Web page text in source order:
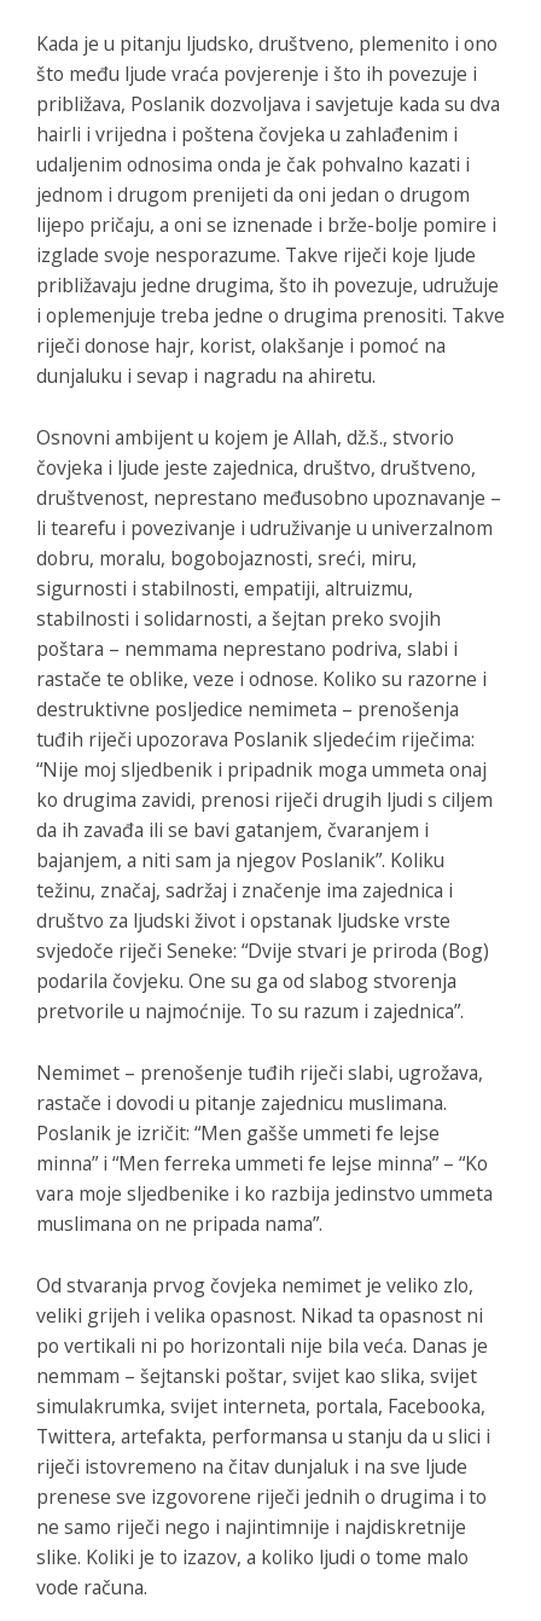
Kada je u pitanju ljudsko, društveno, plemenito i ono
što među ljude vraća povjerenje i što ih povezuje i
približava, Poslanik dozvoljava i savjetuje kada su dva
hairli i vrijedna i poštena čovjeka u zahlađenim i
udaljenim odnosima onda je čak pohvalno kazati i
jednom i drugom prenijeti da oni jedan o drugom
lijepo pričaju, a oni se iznenade i brže-bolje pomire i
izglade svoje nesporazume. Takve riječi koje ljude
približavaju jedne drugima, što ih povezuje, udružuje
i oplemenjuje treba jedne o drugima prenositi. Takve
riječi donose hajr, korist, olakšanje i pomoć na
dunjaluku i sevap i nagradu na ahiretu.
Osnovni ambijent u kojem je Allah, dž.š., stvorio
čovjeka i ljude jeste zajednica, društvo, društveno,
društvenost, neprestano međusobno upoznavanje –
li tearefu i povezivanje i udruživanje u univerzalnom
dobru, moralu, bogobojaznosti, sreći, miru,
sigurnosti i stabilnosti, empatiji, altruizmu,
stabilnosti i solidarnosti, a šejtan preko svojih
poštara – nemmama neprestano podriva, slabi i
rastače te oblike, veze i odnose. Koliko su razorne i
destruktivne posljedice nemimeta – prenošenja
tuđih riječi upozorava Poslanik sljedećim riječima:
“Nije moj sljedbenik i pripadnik moga ummeta onaj
ko drugima zavidi, prenosi riječi drugih ljudi s ciljem
da ih zavađa ili se bavi gatanjem, čvaranjem i
bajanjem, a niti sam ja njegov Poslanik”. Koliku
težinu, značaj, sadržaj i značenje ima zajednica i
društvo za ljudski život i opstanak ljudske vrste
svjedoče riječi Seneke: “Dvije stvari je priroda (Bog)
podarila čovjeku. One su ga od slabog stvorenja
pretvorile u najmoćnije. To su razum i zajednica”.
Nemimet – prenošenje tuđih riječi slabi, ugrožava,
rastače i dovodi u pitanje zajednicu muslimana.
Poslanik je izričit: “Men gašše ummeti fe lejse
minna” i “Men ferreka ummeti fe lejse minna” – “Ko
vara moje sljedbenike i ko razbija jedinstvo ummeta
muslimana on ne pripada nama”.
Od stvaranja prvog čovjeka nemimet je veliko zlo,
veliki grijeh i velika opasnost. Nikad ta opasnost ni
po vertikali ni po horizontali nije bila veća. Danas je
nemmam – šejtanski poštar, svijet kao slika, svijet
simulakrumka, svijet interneta, portala, Facebooka,
Twittera, artefakta, performansa u stanju da u slici i
riječi istovremeno na čitav dunjaluk i na sve ljude
prenese sve izgovorene riječi jednih o drugima i to
ne samo riječi nego i najintimnije i najdiskretnije
slike. Koliki je to izazov, a koliko ljudi o tome malo
vode računa.